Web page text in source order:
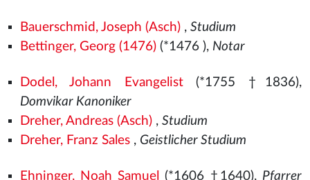
Bauerschmid, Joseph (Asch), Studium
Bettinger, Georg (1476)(*1476 ), Notar
Dodel, Johann Evangelist(*1755 †1836),
Domvikar Kanoniker
Dreher, Andreas (Asch), Studium
Dreher, Franz Sales, Geistlicher Studium
Ehninger, Noah Samuel (*1606 †1640), Pfarrer